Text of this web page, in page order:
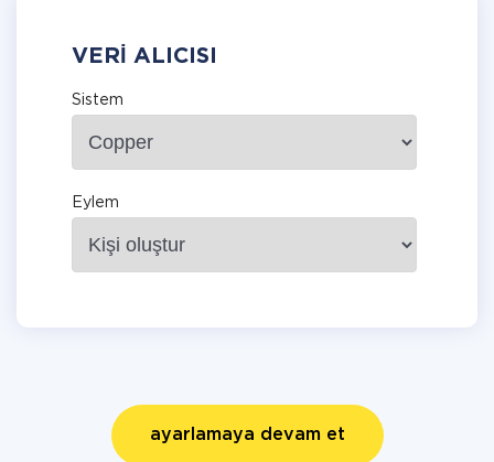
VERI ALICISI
Sistem
Eylem
ayarlamaya devam et